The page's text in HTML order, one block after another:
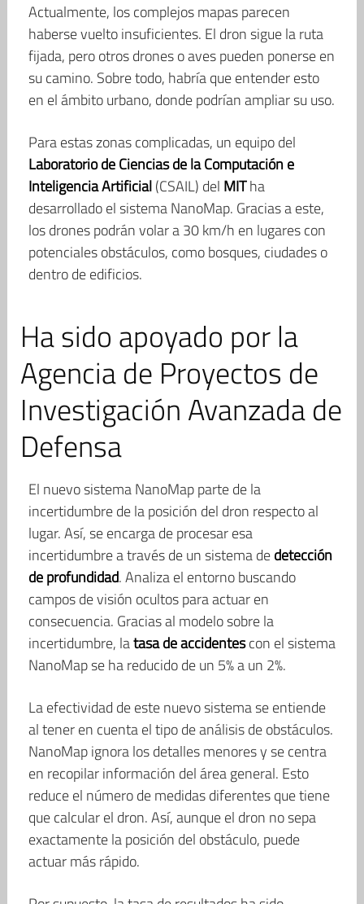
Actualmente, los complejos mapas parecen
haberse vuelto insuficientes. El dron sigue la ruta
fijada, pero otros drones o aves pueden ponerse en
su camino. Sobre todo, habría que entender esto
en el ámbito urbano, donde podrían ampliar su uso.
Para estas zonas complicadas, un equipo del
Laboratorio de Ciencias de la Computación e
Inteligencia Artificial(CSAIL) del MITha
desarrollado el sistema NanoMap. Gracias a este,
los drones podrán volar a 30 km/h en lugares con
potenciales obstáculos, como bosques, ciudades o
dentro de edificios.
Ha sido apoyado por la
Agencia de Proyectos de
Investigación Avanzada de
Defensa
El nuevo sistema NanoMap parte de la
incertidumbre de la posición del dron respecto al
lugar. Así, se encarga de procesar esa
incertidumbre a través de un sistema dedetección
de profundidad. Analiza el entorno buscando
campos de visión ocultos para actuar en
consecuencia. Gracias al modelo sobre la
incertidumbre, latasa de accidentescon el sistema
NanoMap se ha reducido de un 5% a un 2%.
La efectividad de este nuevo sistema se entiende
al tener en cuenta el tipo de análisis de obstáculos.
NanoMap ignora los detalles menores y se centra
en recopilar información del área general. Esto
reduce el número de medidas diferentes que tiene
que calcular el dron. Así, aunque el dron no sepa
exactamente la posición del obstáculo, puede
actuar más rápido.